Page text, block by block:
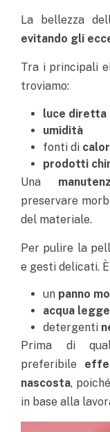
La bellezza
evitando gli
Tra i principali
troviamo:
luce diretta
umidità
fonti di
prodotti
Una
preservare
del materiale.
Per pulire la
e gesti delicati.
un panno
acqua
detergenti
Prima di
preferibile
nascosta,
in base alla